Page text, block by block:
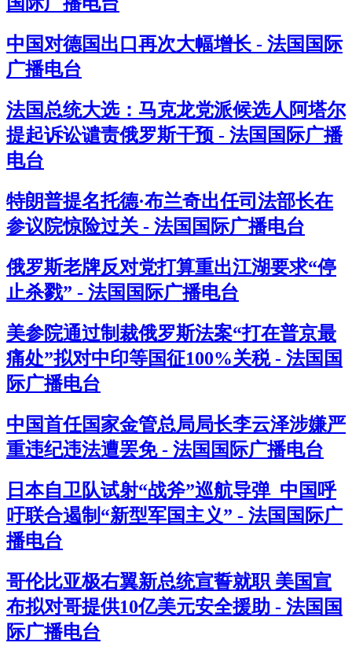
中国对德国出口再次大幅增长 - 法国国际
广播电台
法国总统大选：马克龙党派候选人阿塔尔
提起诉讼谴责俄罗斯干预 - 法国国际广播
电台
特朗普提名托德·布兰奇出任司法部长在
参议院惊险过关 - 法国国际广播电台
俄罗斯老牌反对党打算重出江湖要求“停
止杀戮” - 法国国际广播电台
美参院通过制裁俄罗斯法案“打在普京最
痛处”拟对中印等国征100%关税 - 法国国
际广播电台
中国首任国家金管总局局长李云泽涉嫌严
重违纪违法遭罢免 - 法国国际广播电台
日本自卫队试射“战斧”巡航导弹 中国呼
吁联合遏制“新型军国主义” - 法国国际广
播电台
哥伦比亚极右翼新总统宣誓就职 美国宣
布拟对哥提供10亿美元安全援助 - 法国国
际广播电台